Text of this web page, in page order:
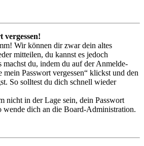
vergessen!
Wir können dir zwar dein altes
mitteilen, du kannst es jedoch
machst du, indem du auf der Anmelde-
mein Passwort vergessen“ klickst und den
So solltest du dich schnell wieder
nicht in der Lage sein, dein Passwort
wende dich an die Board-Administration.